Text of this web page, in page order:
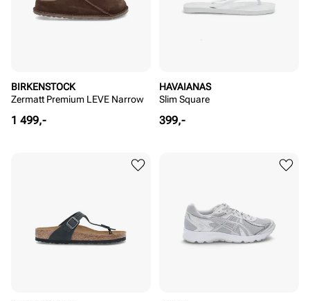
BIRKENSTOCK
Zermatt Premium LEVE Narrow
Pris
1 499,-
HAVAIANAS
Slim Square
Pris
399,-